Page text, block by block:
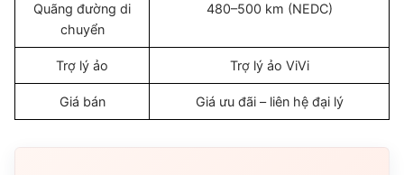
Quãng đường di
chuyển
480–500 km (NEDC)
Trợ lý ảo Trợ lý ảo ViVi
Giá bán Giá ưu đãi – liên hệ đại lý